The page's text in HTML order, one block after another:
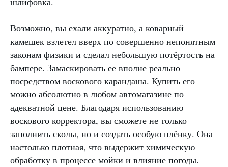
Возможно, вы ехали аккуратно, а коварный
камешек взлетел вверх по совершенно непонятным
законам физики и сделал небольшую потёртость на
бампере. Замаскировать ее вполне реально
посредством воскового карандаша. Купить его
можно абсолютно в любом автомагазине по
адекватной цене. Благодаря использованию
воскового корректора, вы сможете не только
заполнить сколы, но и создать особую плёнку. Она
настолько плотная, что выдержит химическую
обработку в процессе мойки и влияние погоды.